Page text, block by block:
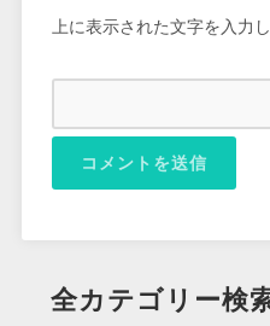
上に表示された文字を入力し
全カテゴリー検